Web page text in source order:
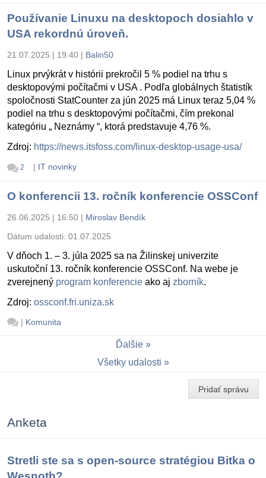
Používanie Linuxu na desktopoch dosiahlo v
USA rekordnú úroveň.
21.07.2025 | 19:40 | Balin50
Linux prvýkrát v histórii prekročil 5 % podiel na trhu s
desktopovými počítačmi v USA . Podľa globálnych štatistík
spoločnosti StatCounter za jún 2025 má Linux teraz 5,04 %
podiel na trhu s desktopovými počítačmi, čím prekonal
kategóriu „ Neznámy “, ktorá predstavuje 4,76 %.
Zdroj: https://news.itsfoss.com/linux-desktop-usage-usa/
2 | IT novinky
O konferencii 13. ročník konferencie OSSConf
26.06.2025 | 16:50 | Miroslav Bendík
Dátum udalosti: 01.07.2025
V dňoch 1. – 3. júla 2025 sa na Žilinskej univerzite
uskutoční 13. ročník konferencie OSSConf. Na webe je
zverejnený program konferencie ako aj zborník.
Zdroj: ossconf.fri.uniza.sk
| Komunita
Ďalšie
Všetky udalosti
Pridať správu
Anketa
Stretli ste sa s open-source stratégiou Bitka o